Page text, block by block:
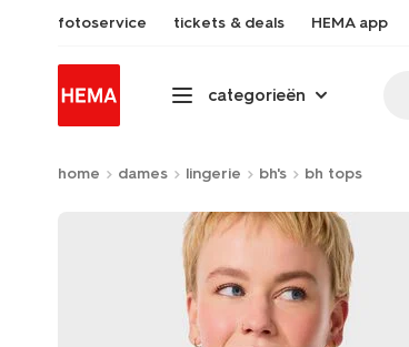
fotoservice tickets & deals HEMA app
categorieën
home dames lingerie bh's bh tops